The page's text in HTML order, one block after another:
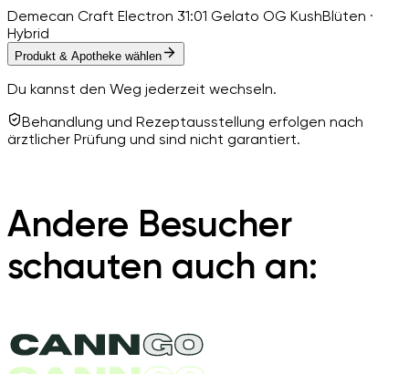
Demecan Craft Electron 31:01 Gelato OG KushBlüten ·
Hybrid
Produkt & Apotheke wählen
Du kannst den Weg jederzeit wechseln.
Behandlung und Rezeptausstellung erfolgen nach
ärztlicher Prüfung und sind nicht garantiert.
Andere Besucher
schauten auch an: